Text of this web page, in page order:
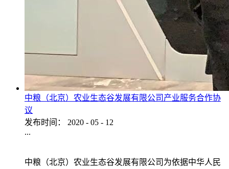
中粮（北京）农业生态谷发展有限公司产业服务合作协
议
发布时间：
2020 - 05 - 12
...
中粮（北京）农业生态谷发展有限公司为依据中华人民